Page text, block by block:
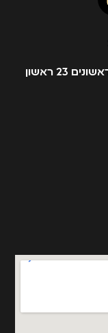
מגדל מילניה, קומה 18 רחוב שד' הראשונים 23 ראשון